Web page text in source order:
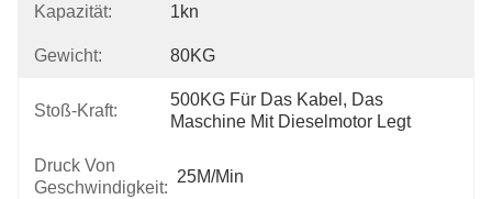
Kapazität: 1kn
Gewicht: 80KG
Stoß-Kraft:
500KG Für Das Kabel, Das
Maschine Mit Dieselmotor Legt
Druck Von
Geschwindigkeit:
25M/min